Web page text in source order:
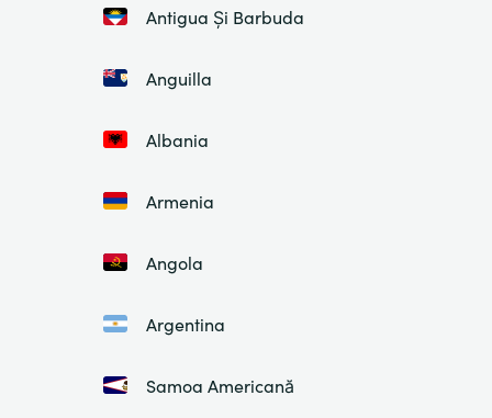
Antigua Și Barbuda
Anguilla
Albania
Armenia
Angola
Argentina
Samoa Americană